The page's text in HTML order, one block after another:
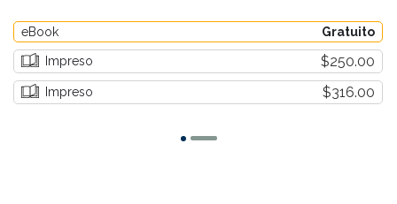
eBook Gratuito
Impreso $250.00
Impreso $316.00